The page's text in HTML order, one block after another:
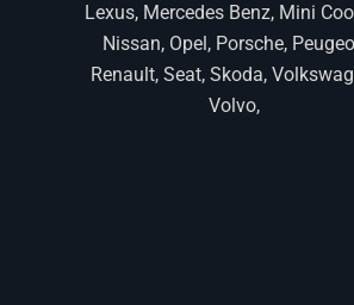
Lexus, Mercedes Benz, Mini
Nissan, Opel, Porsche,
Renault, Seat, Skoda,
Volvo,